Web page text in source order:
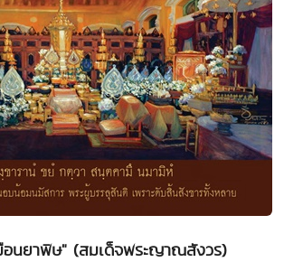
อนยาพิษ" (สมเด็จพระญาณสังวร)